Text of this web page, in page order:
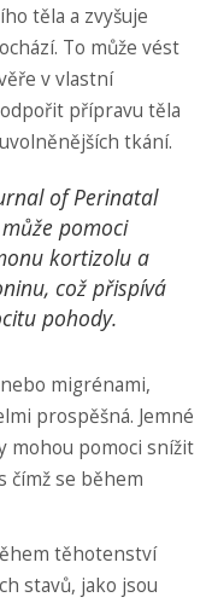
těla a zvyšuje
To může vést
v vlastní
přípravu těla
tkání.
of Perinatal
pomoci
kortizolu a
což přispívá
pohody.
migrénami,
prospěšná. Jemné
mohou pomoci snížit
čímž se během
těhotenství
stavů, jako jsou